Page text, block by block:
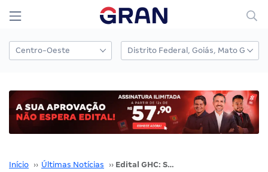
Início ›› Últimas Notícias ›› Edital GHC: Saiu! Remuneração de até R$ 21,6 mil! Veja!